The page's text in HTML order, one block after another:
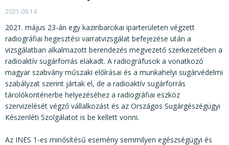
2021.09.14
2021. május 23-án egy kazinbarcikai iparterületen végzett
radiográfiai hegesztési varratvizsgálat befejezése után a
vizsgálatban alkalmazott berendezés megvezető szerkezetében a
radioaktív sugárforrás elakadt. A radiográfusok a vonatkozó
magyar szabvány műszaki előírásai és a munkahelyi sugárvédelmi
szabályzat szerint jártak el, de a radioaktív sugárforrás
tárolókonténerbe helyezéséhez a radiográfiai eszköz
szervizelését végző vállalkozást és az Országos Sugárgészégügyi
Készenléti Szolgálatot is be kellett vonni.
Az INES 1-es minősítésű esemény semmilyen egészségügyi és